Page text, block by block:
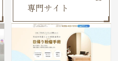
専門サイト